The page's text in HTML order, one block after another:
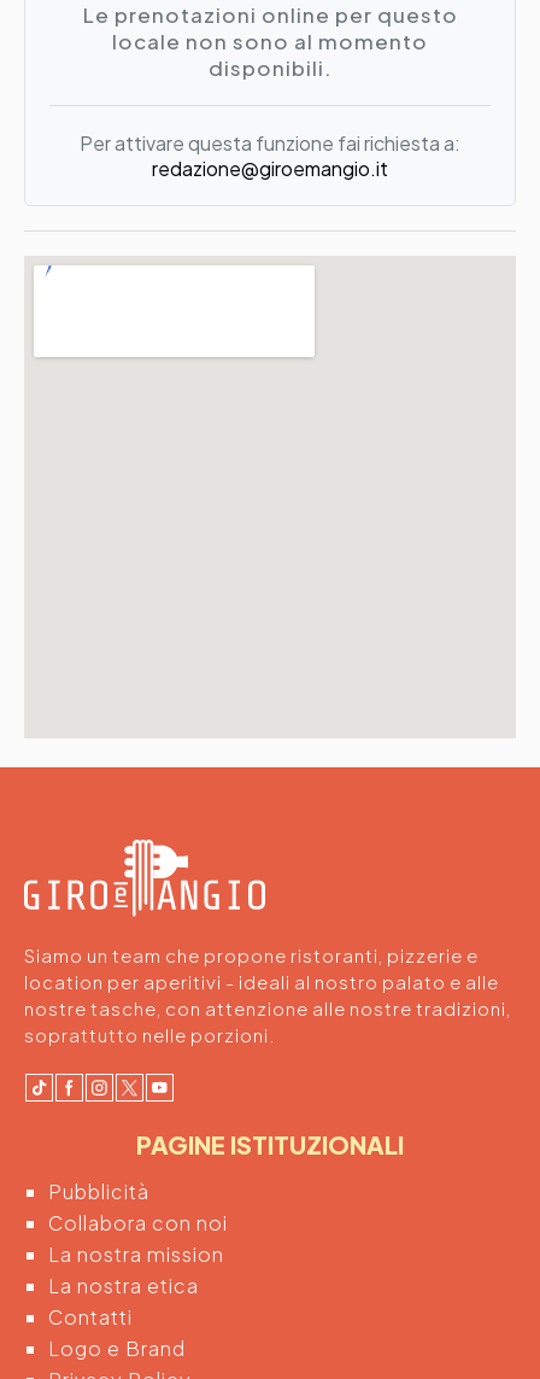
Le prenotazioni online per questo
locale non sono al momento
disponibili.
Per attivare questa funzione fai richiesta a:
redazione@giroemangio.it
Siamo un team che propone ristoranti, pizzerie e
location per aperitivi - ideali al nostro palato e alle
nostre tasche, con attenzione alle nostre tradizioni,
soprattutto nelle porzioni.
PAGINE ISTITUZIONALI
Pubblicità
Collabora con noi
La nostra mission
La nostra etica
Contatti
Logo e Brand